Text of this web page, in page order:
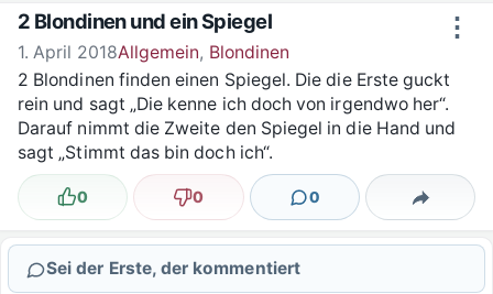
Zum Inhalt springen ⋮
2 Blondinen und ein Spiegel
1. April 2018Allgemein, Blondinen
2 Blondinen finden einen Spiegel. Die die Erste guckt
rein und sagt „Die kenne ich doch von irgendwo her“.
Darauf nimmt die Zweite den Spiegel in die Hand und
sagt „Stimmt das bin doch ich“.
Lustig
0 Nicht lustig
0 0
Kommentare Teilen
Sei der Erste, der kommentiert